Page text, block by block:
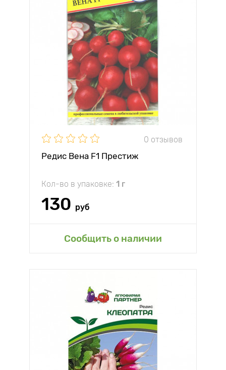
0 отзывов
Редис Вена F1 Престиж
Кол-во в упаковке: 1 г
130 руб
Сообщить о наличии